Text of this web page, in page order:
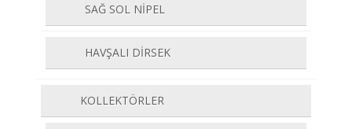
SAĞ SOL NİPEL
HAVŞALI DİRSEK
KOLLEKTÖRLER